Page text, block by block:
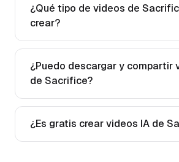
¿Qué tipo de videos de
crear?
¿Puedo descargar y compartir
de Sacrifice?
¿Es gratis crear videos IA de